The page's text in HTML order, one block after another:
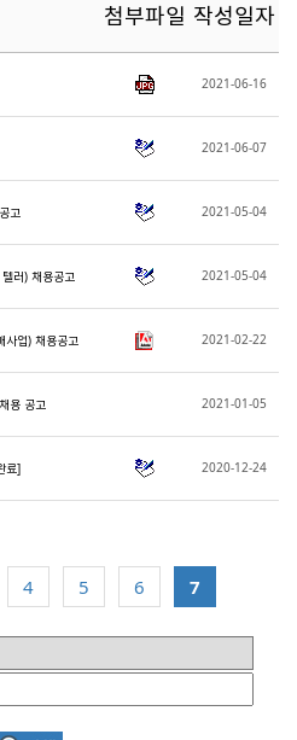
첨부파일 작성일자
2021-06-16
2021-06-07
고 2021-05-04
러) 채용공고 2021-05-04
사업) 채용공고 2021-02-22
용 공고 2021-01-05
료] 2020-12-24
4 5 6 7